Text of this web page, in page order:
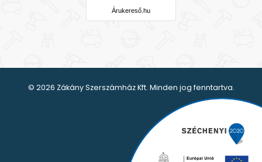
Árukereső.hu
© 2026 Zákány Szerszámház Kft. Minden jog fenntartva.